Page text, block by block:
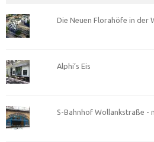
Die Neuen Florahöfe in der
Alphi’s Eis
S-Bahnhof Wollankstraße -